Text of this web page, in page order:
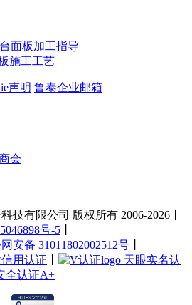
面板加工指导
施工工艺
声明 鲁泰企业邮箱
会
技有限公司 版权所有 2006-2026丨
号-5
安备 31011802002512号
用认证
天眼实名认
全认证A+